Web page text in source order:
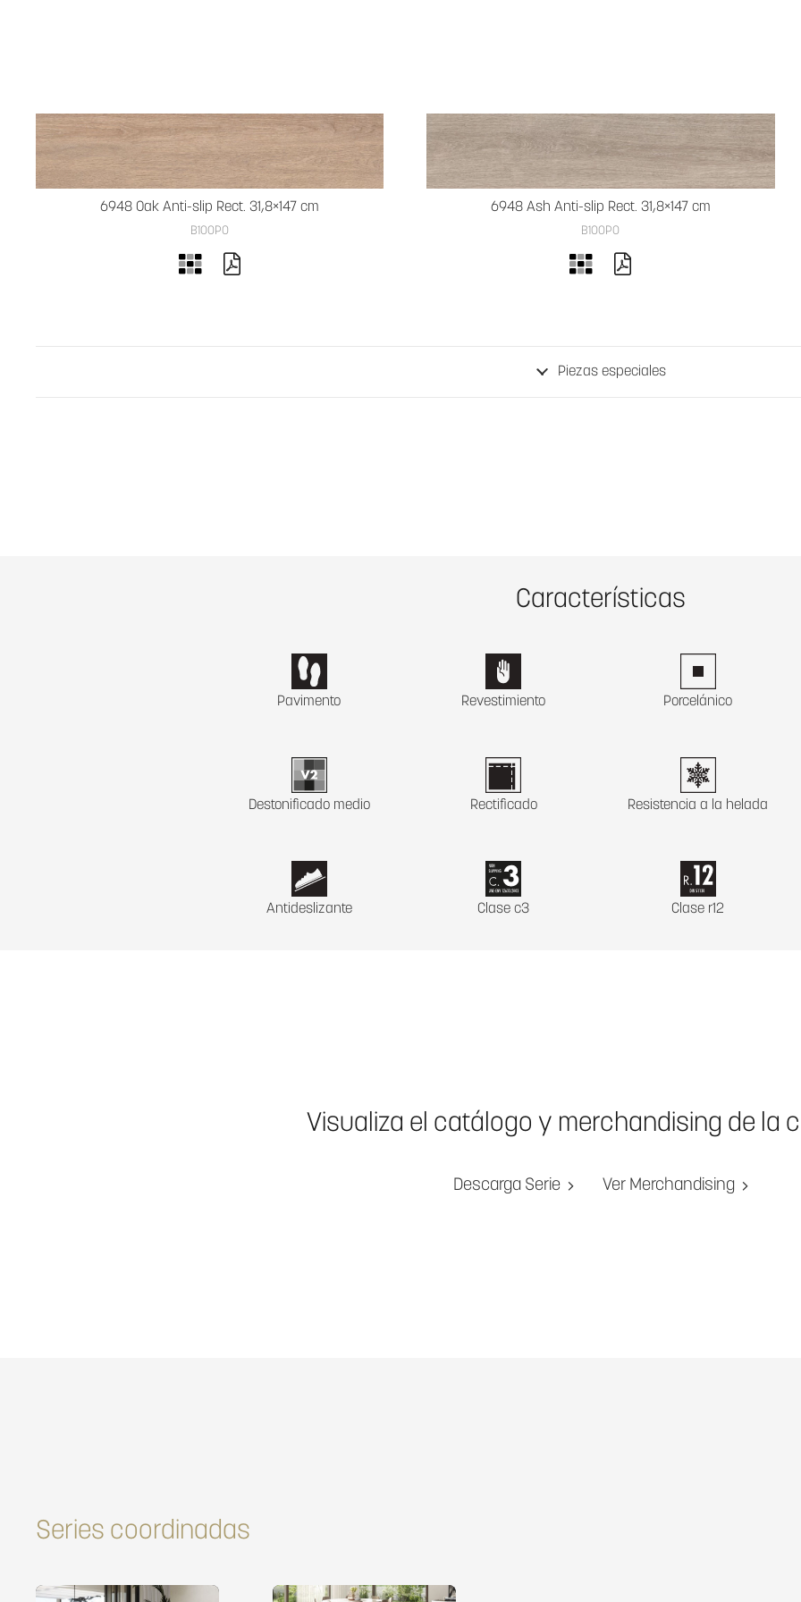
6948 Oak Anti-slip Rect. 31,8×147 cm
B100PO
6948 Ash Anti-slip Rect. 31,8×147 cm
B100PO
Piezas especiales
Características
Pavimento Revestimiento Porcelánico
Destonificado medio Rectificado Resistencia a la helada
Antideslizante Clase c3 Clase r12
Visualiza el catálogo y merchandising de la
Descarga Serie Ver Merchandising
Series coordinadas